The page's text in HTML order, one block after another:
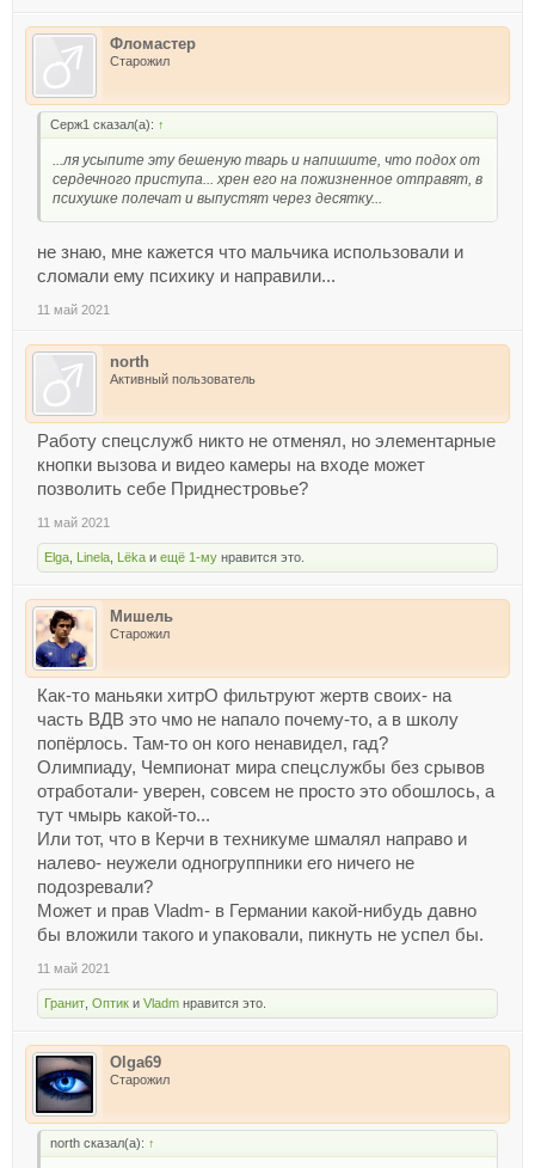
Фломастер
Старожил
Серж1 сказал(а): ↑
...ля усыпите эту бешеную тварь и напишите, что подох от
сердечного приступа... хрен его на пожизненное отправят, в
психушке полечат и выпустят через десятку...
не знаю, мне кажется что мальчика использовали и
сломали ему психику и направили...
11 май 2021
north
Активный пользователь
Работу спецслужб никто не отменял, но элементарные
кнопки вызова и видео камеры на входе может
позволить себе Приднестровье?
11 май 2021
Elga Linela Lёka и ещё 1-му нравится это.
Мишель
Старожил
Как-то маньяки хитрО фильтруют жертв своих- на
часть ВДВ это чмо не напало почему-то, а в школу
попёрлось. Там-то он кого ненавидел, гад?
Олимпиаду, Чемпионат мира спецслужбы без срывов
отработали- уверен, совсем не просто это обошлось, а
тут чмырь какой-то...
Или тот, что в Керчи в техникуме шмалял направо и
налево- неужели одногруппники его ничего не
подозревали?
Может и прав Vladm- в Германии какой-нибудь давно
бы вложили такого и упаковали, пикнуть не успел бы.
11 май 2021
Гранит Оптик и Vladm нравится это.
Olga69
Старожил
north сказал(а): ↑